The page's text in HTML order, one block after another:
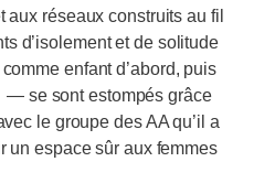
aux réseaux construits au fil
d’isolement et de solitude
enfant d’abord, puis
— se sont estompés grâce
le groupe des AA qu’il a
un espace sûr aux femmes